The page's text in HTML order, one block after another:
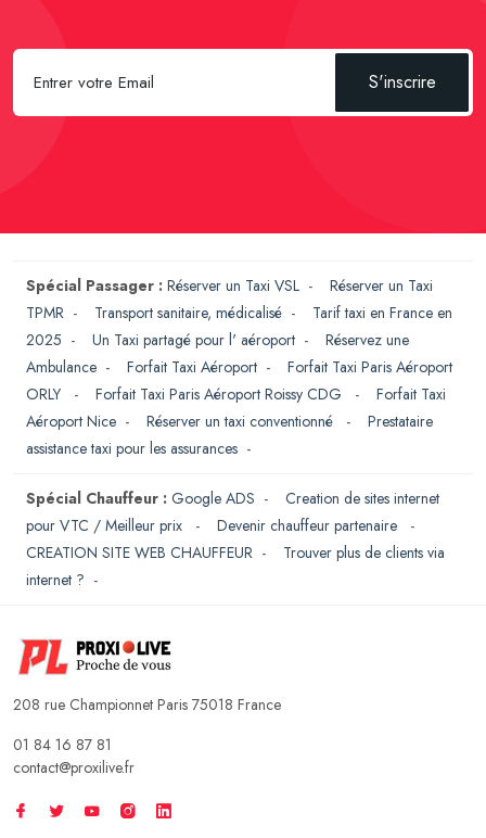
S'inscrire
Spécial Passager : Réserver un Taxi VSL - Réserver un Taxi
TPMR - Transport sanitaire, médicalisé - Tarif taxi en France en
2025 - Un Taxi partagé pour l' aéroport - Réservez une
Ambulance - Forfait Taxi Aéroport - Forfait Taxi Paris Aéroport
ORLY
- Forfait Taxi Paris Aéroport Roissy CDG - Forfait Taxi
Aéroport Nice - Réserver un taxi conventionné - Prestataire
assistance taxi pour les assurances -
Spécial Chauffeur : Google ADS - Creation de sites internet
pour VTC / Meilleur prix
- Devenir chauffeur partenaire
-
CREATION SITE WEB CHAUFFEUR - Trouver plus de clients via
internet ? -
208 rue Championnet Paris 75018 France
01 84 16 87 81
contact@proxilive.fr